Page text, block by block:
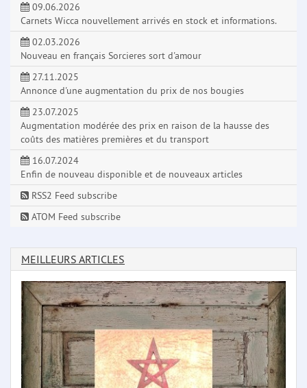
09.06.2026
Carnets Wicca nouvellement arrivés en stock et informations.
02.03.2026
Nouveau en français Sorcieres sort d'amour
27.11.2025
Annonce d'une augmentation du prix de nos bougies
23.07.2025
Augmentation modérée des prix en raison de la hausse des
coûts des matières premières et du transport
16.07.2024
Enfin de nouveau disponible et de nouveaux articles
RSS2 Feed subscribe
ATOM Feed subscribe
MEILLEURS ARTICLES